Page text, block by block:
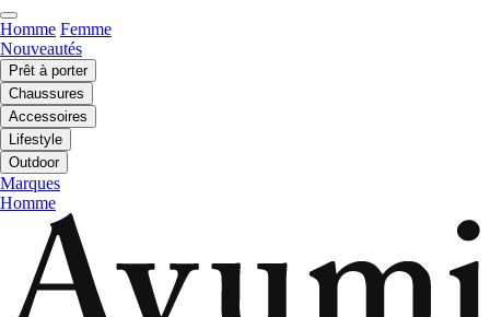
Homme Femme
Nouveautés
Prêt à porter
Chaussures
Accessoires
Lifestyle
Outdoor
Marques
Homme